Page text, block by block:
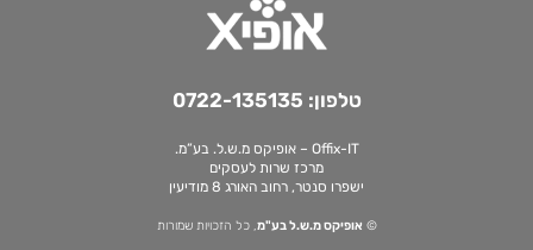
טלפון: 0722-135135
Offix-IT – אופיקס מ.ש.ל. בע”מ.
מרכז שרות לעסקים
ישפרו סנטר, רחוב האורג 8 מודיעין
© אופיקס מ.ש.ל בע"מ, כל הזכויות שמורות